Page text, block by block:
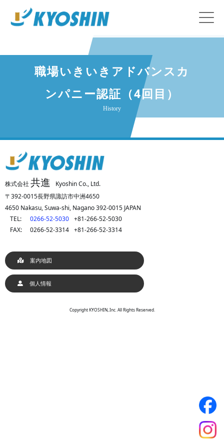
職場いきいきアドバンスカ
ンパニー認証（4回目）
History
株式会社共進
Kyoshin Co., Ltd.
〒392-0015長野県諏訪市中洲4650
4650 Nakasu, Suwa-shi, Nagano 392-0015 JAPAN
TEL:
0266-52-5030 +81-266-52-5030
FAX:
0266-52-3314 +81-266-52-3314
案内地図
個人情報
Copyright KYOSHIN,.Inc. All Rights Reserved.